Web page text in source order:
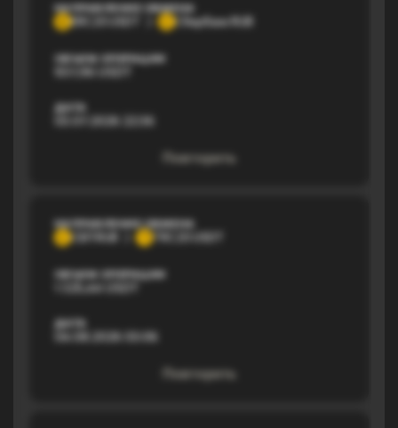
НАПРАВЛЕНИЕ ОБМЕНА
ERC20 USDT Сбербанк RUB
ОБЪЕМ ОПЕРАЦИИ
ДАТА
03.07.2026 22:36
Повторить
НАПРАВЛЕНИЕ ОБМЕНА
СБП RUB T
ОБЪЕМ ОПЕРАЦИИ
ДАТА
04.08.2026 03:06
Повторить